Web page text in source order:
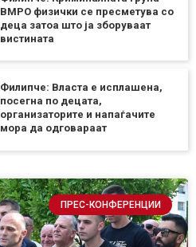
ВМРО физички се пресметува со
деца затоа што ја зборуваат
вистината
Филипче: Власта е исплашена,
посегна по децата,
организаторите и напаѓачите
мора да одговараат
ПРЕС-КОНФЕРЕНЦИИ